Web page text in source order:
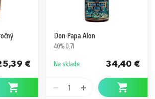
€
Don Papa Alon
40% 0,7l
Na sklade 34,40 €
1